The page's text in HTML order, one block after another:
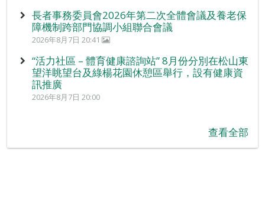
長者事務委員會2026年第二次全體會議及養老保
障機制跨部門協調小組聯合會議
2026年8月7日 20:41
“活力社區 – 體育健康諮詢站” 8月份分別在松山東
望洋眺望台及綠楊花園休憩區舉行，設有健康資
訊推廣
2026年8月7日 20:00
查看全部